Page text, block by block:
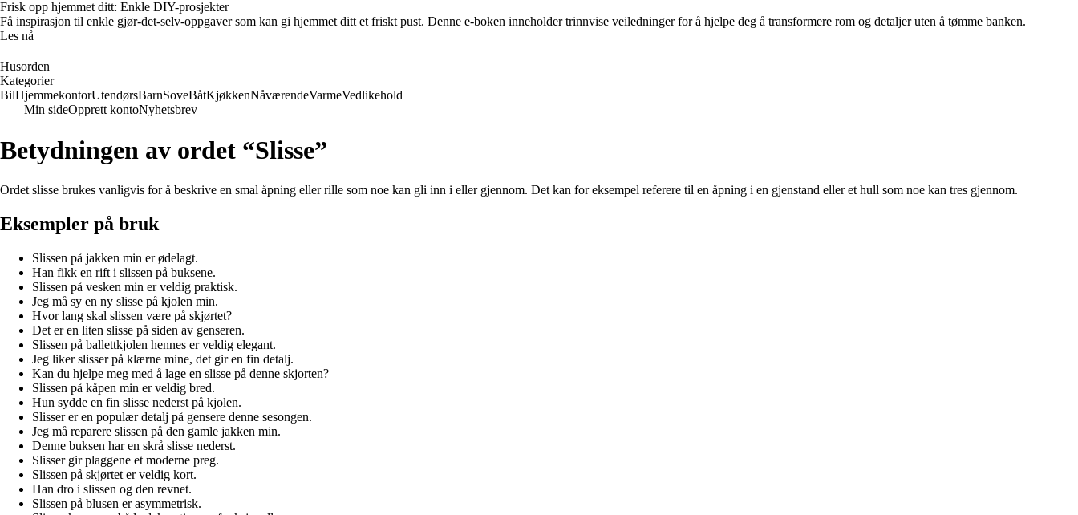
Frisk opp hjemmet ditt: Enkle DIY-prosjekter
Få inspirasjon til enkle gjør-det-selv-oppgaver som kan gi hjemmet ditt et friskt pust. Denne e-boken inneholder trinnvise veiledninger for å hjelpe deg å transformere rom og detaljer uten å tømme banken.
Les nå
Husorden
Kategorier
BilHjemmekontorUtendørsBarnSoveBåtKjøkkenNåværendeVarmeVedlikehold
Min sideOpprett kontoNyhetsbrev
Betydningen av ordet “Slisse”
Ordet slisse brukes vanligvis for å beskrive en smal åpning eller rille som noe kan gli inn i eller gjennom. Det kan for eksempel referere til en åpning i en gjenstand eller et hull som noe kan tres gjennom.
Eksempler på bruk
Slissen på jakken min er ødelagt.
Han fikk en rift i slissen på buksene.
Slissen på vesken min er veldig praktisk.
Jeg må sy en ny slisse på kjolen min.
Hvor lang skal slissen være på skjørtet?
Det er en liten slisse på siden av genseren.
Slissen på ballettkjolen hennes er veldig elegant.
Jeg liker slisser på klærne mine, det gir en fin detalj.
Kan du hjelpe meg med å lage en slisse på denne skjorten?
Slissen på kåpen min er veldig bred.
Hun sydde en fin slisse nederst på kjolen.
Slisser er en populær detalj på gensere denne sesongen.
Jeg må reparere slissen på den gamle jakken min.
Denne buksen har en skrå slisse nederst.
Slisser gir plaggene et moderne preg.
Slissen på skjørtet er veldig kort.
Han dro i slissen og den revnet.
Slissen på blusen er asymmetrisk.